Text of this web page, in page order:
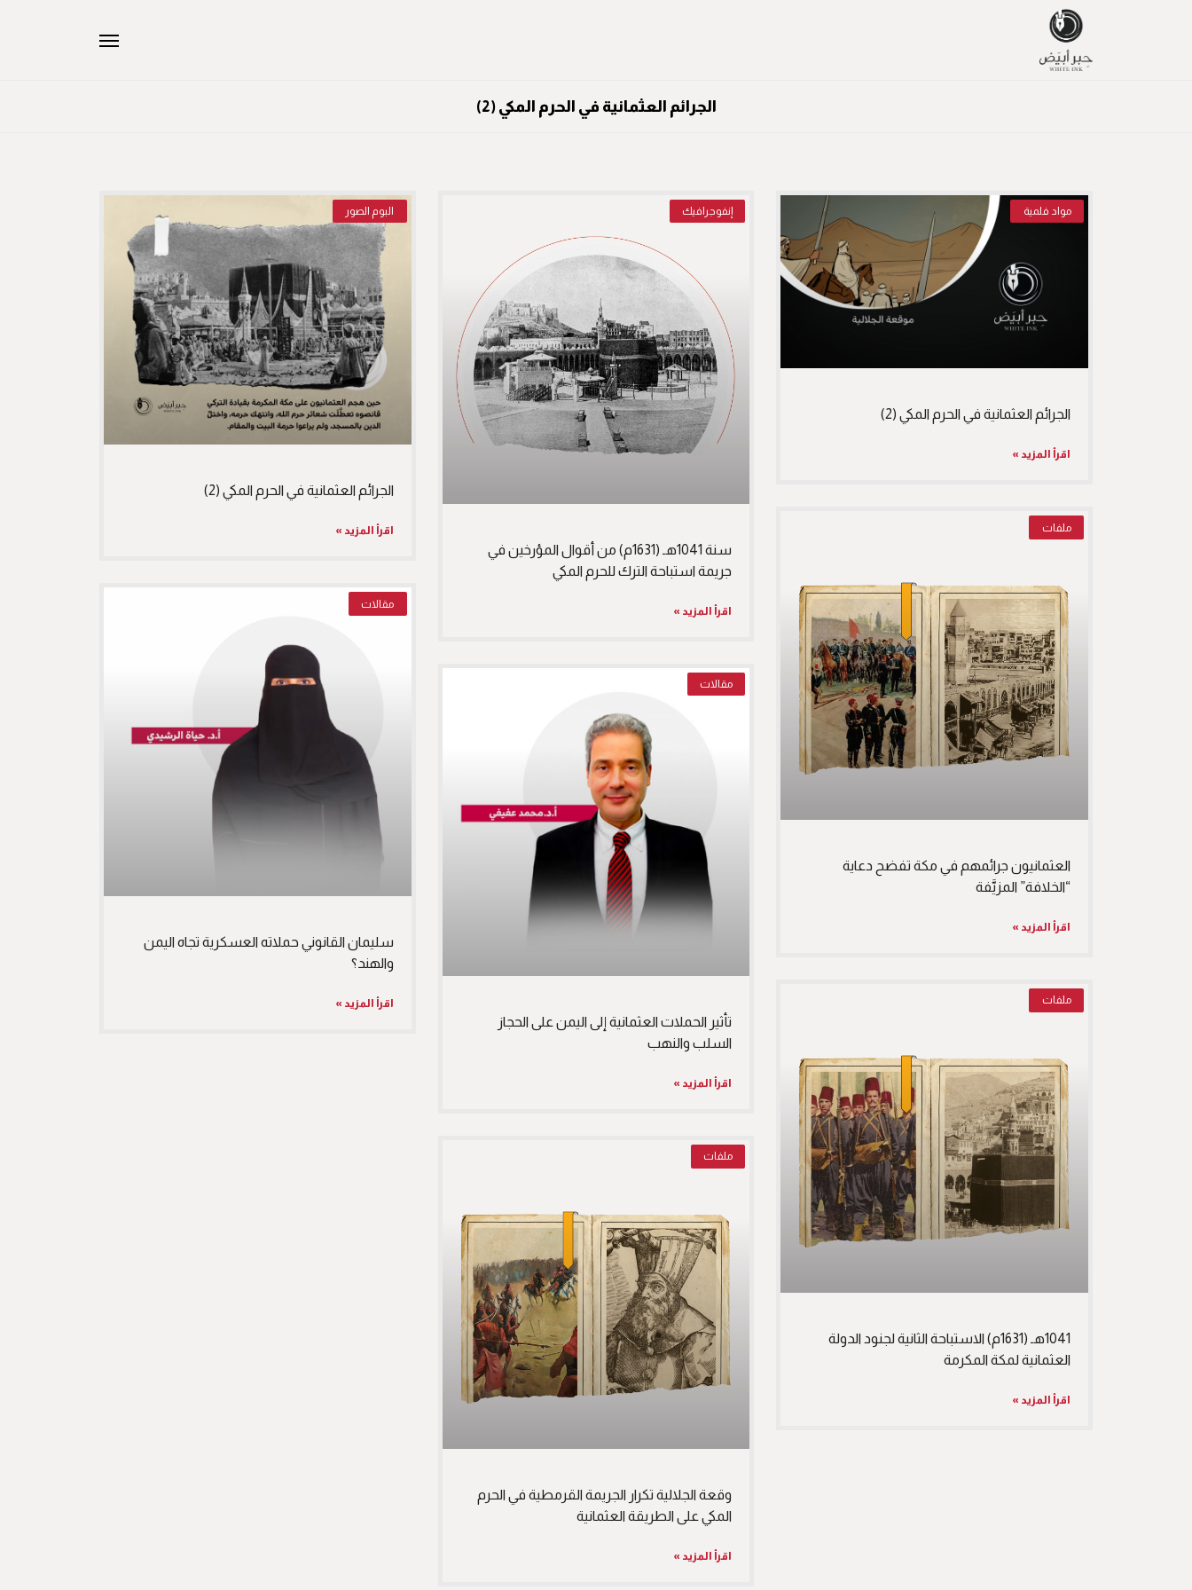
الجرائم العثمانية في الحرم المكي (2)
مواد فلمية
الجرائم العثمانية في الحرم المكي (2)
اقرأ المزيد »
إنفوجرافيك
سنة 1041هـ (1631م) من أقوال المؤرخين في
جريمة استباحة الترك للحرم المكي
اقرأ المزيد »
البوم الصور
الجرائم العثمانية في الحرم المكي (2)
اقرأ المزيد » ملفات
العثمانيون جرائمهم في مكة تفضح دعاية
“الخلافة” المزيَّفة
اقرأ المزيد »
مقالات
تأثير الحملات العثمانية إلى اليمن على الحجاز
السلب والنهب
اقرأ المزيد »
مقالات
سليمان القانوني حملاته العسكرية تجاه اليمن
والهند؟
اقرأ المزيد » ملفات
1041هـ (1631م) الاستباحة الثانية لجنود الدولة
العثمانية لمكة المكرمة
اقرأ المزيد »
ملفات
وقعة الجلالية تكرار الجريمة القرمطية في الحرم
المكي على الطريقة العثمانية
اقرأ المزيد »